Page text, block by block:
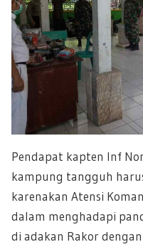
Pendapat kapten Inf
kampung tangguh
karenakan Atensi
dalam menghadapi
di adakan Rakor